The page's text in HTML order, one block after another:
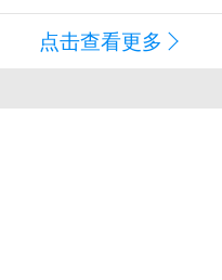
点击查看更多